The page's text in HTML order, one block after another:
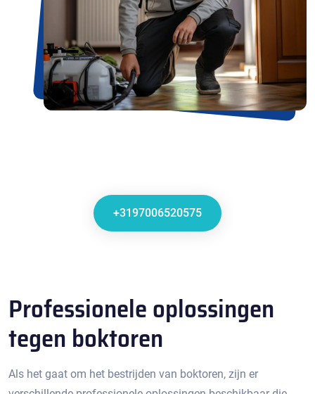
+3197006520575
Professionele oplossingen
tegen boktoren
Als het gaat om het bestrijden van boktoren, zijn er